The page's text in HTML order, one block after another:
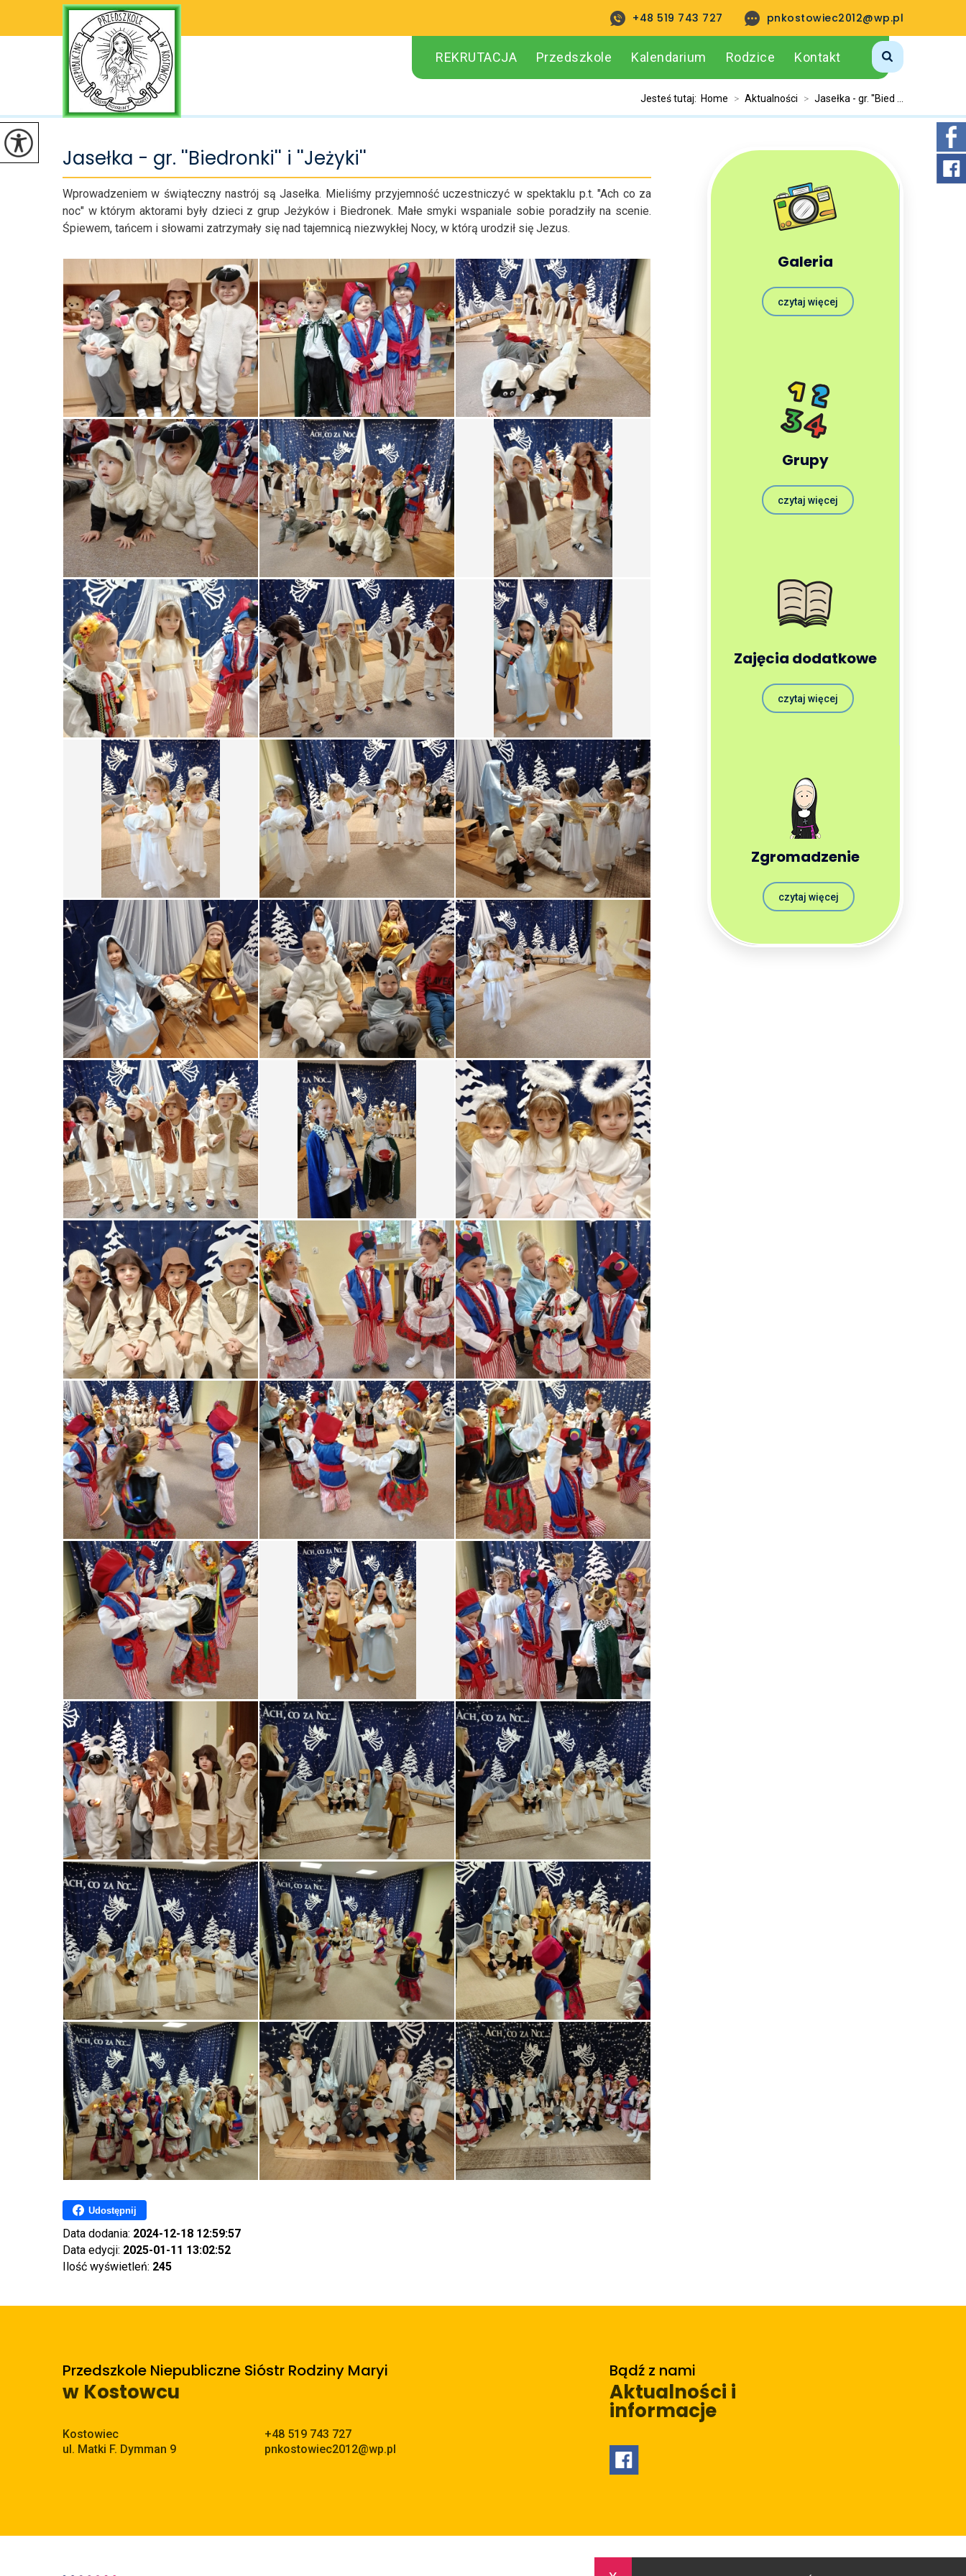
pnkostowiec2012@wp.pl
+48 519 743 727
REKRUTACJA Przedszkole Kalendarium Rodzice Kontakt
Jesteś tutaj: Home > Aktualności > Jasełka - gr. ''Bied ...
Jasełka - gr. ''Biedronki'' i ''Jeżyki''
Wprowadzeniem w świąteczny nastrój są Jasełka. Mieliśmy przyjemność uczestniczyć w spektaklu p.t. "Ach co za
noc" w którym aktorami były dzieci z grup Jeżyków i Biedronek. Małe smyki wspaniale sobie poradziły na scenie.
Śpiewem, tańcem i słowami zatrzymały się nad tajemnicą niezwykłej Nocy, w którą urodził się Jezus.
Udostępnij
Data dodania: 2024-12-18 12:59:57
Data edycji: 2025-01-11 13:02:52
Ilość wyświetleń: 245
Galeria
czytaj więcej
Grupy
czytaj więcej
Zajęcia dodatkowe
czytaj więcej
Zgromadzenie
czytaj więcej
Przedszkole Niepubliczne Sióstr Rodziny Maryi
w Kostowcu
Adres pocztowy:
Kostowiec
ul. Matki F. Dymman 9
+48 519 743 727
pnkostowiec2012@wp.pl
Bądź z nami
Aktualności i
informacje